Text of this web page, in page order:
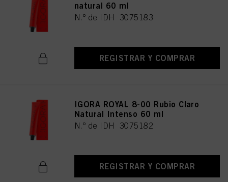
natural 60 ml
N.º de IDH 3075183
REGISTRAR Y COMPRAR
IGORA ROYAL 8-00 Rubio Claro
Natural Intenso 60 ml
N.º de IDH 3075182
REGISTRAR Y COMPRAR